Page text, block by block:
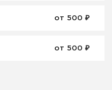
от 500 ₽
от 500 ₽